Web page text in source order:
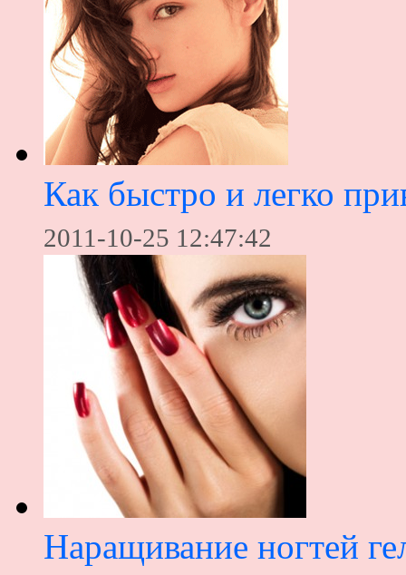
Как быстро и легко
2011-10-25 12:47:42
Наращивание ногтей